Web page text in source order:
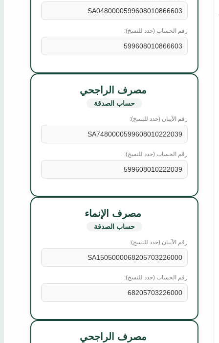
SA0480000599608010866603
رقم الحساب (حدد للنسخ):
599608010866603
مصرف الراجحي
حساب الصدقة
رقم الآيبان (حدد للنسخ):
SA7480000599608010222039
رقم الحساب (حدد للنسخ):
599608010222039
مصرف الإنماء
حساب الصدقة
رقم الآيبان (حدد للنسخ):
SA1505000068205703226000
رقم الحساب (حدد للنسخ):
68205703226000
مصرف الراجحي